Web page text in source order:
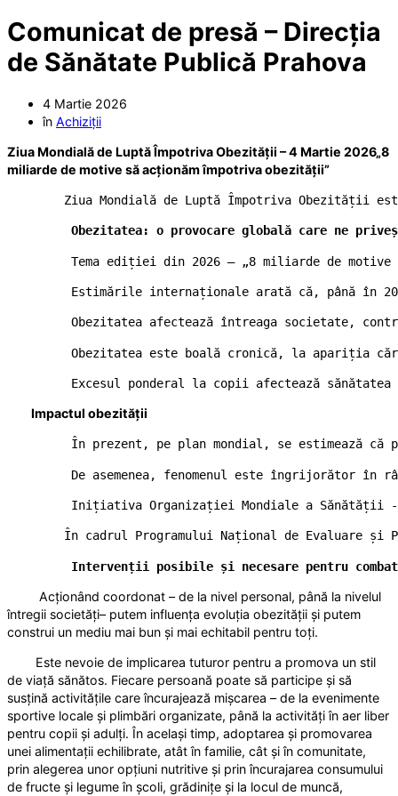
Comunicat de presă – Direcția
de Sănătate Publică Prahova
4 Martie 2026
în Achiziții
Ziua Mondială de Luptă Împotriva Obezității – 4 Martie 2026„8
miliarde de motive să acționăm împotriva obezității”
Ziua Mondială de Luptă Împotriva Obezității este
Obezitatea: o provocare globală care ne
Tema ediției din 2026 – „8 miliarde de motive să
Estimările internaționale arată că, până în 2035,
Obezitatea afectează întreaga societate,
Obezitatea este boală cronică, la apariția căreia
Excesul ponderal la copii afectează sănătatea
Impactul obezității
În prezent, pe plan mondial, se estimează că
De asemenea, fenomenul este îngrijorător în
Inițiativa Organizației Mondiale a Sănătății -
În cadrul Programului Național de Evaluare și
Intervenții posibile și necesare pentru
Acționând coordonat – de la nivel personal, până la nivelul
întregii societăți– putem influența evoluția obezității și putem
construi un mediu mai bun și mai echitabil pentru toți.
Este nevoie de implicarea tuturor pentru a promova un stil
de viață sănătos. Fiecare persoană poate să participe și să
susțină activitățile care încurajează mișcarea – de la evenimente
sportive locale și plimbări organizate, până la activități în aer liber
pentru copii și adulți. În același timp, adoptarea și promovarea
unei alimentații echilibrate, atât în familie, cât și în comunitate,
prin alegerea unor opțiuni nutritive și prin încurajarea consumului
de fructe și legume în școli, grădinițe și la locul de muncă,